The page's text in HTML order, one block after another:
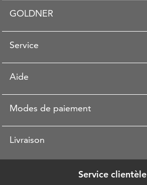
GOLDNER
Service
Aide
Modes de paiement
Livraison
Service clientèle